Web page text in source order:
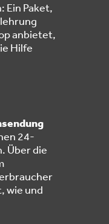
Ein Paket,
anbietet,
Hilfe
24-
Über die
wie und